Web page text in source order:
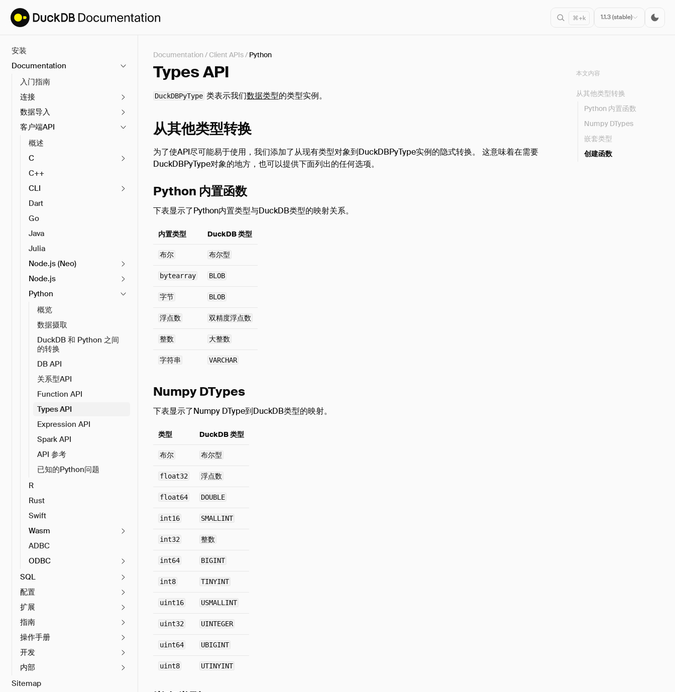
⌘+k 1.1.3 (stable)
安装
Documentation
入门指南
连接
数据导入
客户端API
概述
C
C++
CLI
Dart
Go
Java
Julia
Node.js (Neo)
Node.js
Python
概览
数据摄取
DuckDB 和 Python 之间
的转换
DB API
关系型API
Function API
Types API
Expression API
Spark API
API 参考
已知的Python问题
R
Rust
Swift
Wasm
ADBC
ODBC
SQL
配置
扩展
指南
操作手册
开发
内部
Sitemap
Documentation/ Client APIs/ Python
Types API
DuckDBPyType 类表示我们数据类型的类型实例。
从其他类型转换
为了使API尽可能易于使用，我们添加了从现有类型对象到DuckDBPyType实例的隐式转换。 这意味着在需要
DuckDBPyType对象的地方，也可以提供下面列出的任何选项。
Python 内置函数
下表显示了Python内置类型与DuckDB类型的映射关系。
内置类型 DuckDB 类型
布尔 布尔型
bytearray BLOB
字节 BLOB
浮点数 双精度浮点数
整数 大整数
字符串 VARCHAR
Numpy DTypes
下表显示了Numpy DType到DuckDB类型的映射。
类型 DuckDB 类型
布尔 布尔型
float32 浮点数
float64 DOUBLE
int16 SMALLINT
int32 整数
int64 BIGINT
int8 TINYINT
uint16 USMALLINT
uint32 UINTEGER
uint64 UBIGINT
uint8 UTINYINT
本文内容
从其他类型转换
Python 内置函数
Numpy DTypes
嵌套类型
创建函数